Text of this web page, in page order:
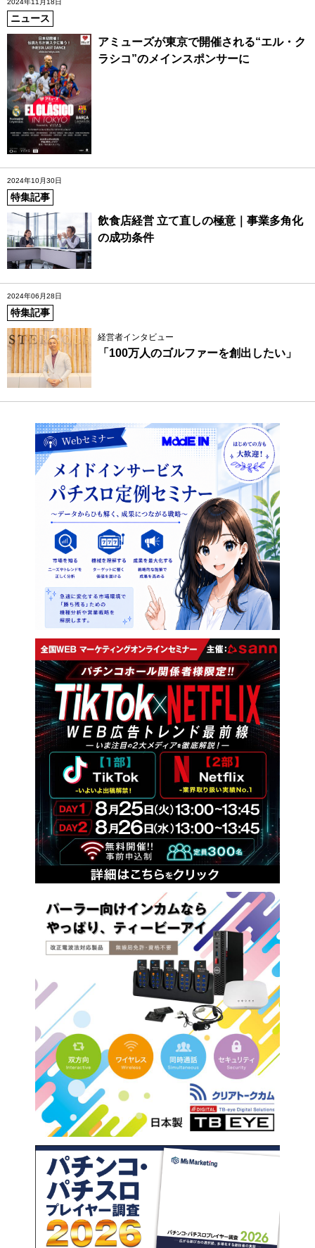
ニュース
アミューズが東京で開催される“エル・ク
ラシコ”のメインスポンサーに
2024年10月30日
特集記事
飲食店経営 立て直しの極意｜事業多角化
の成功条件
2024年06月28日
特集記事
経営者インタビュー
「100万人のゴルファーを創出したい」